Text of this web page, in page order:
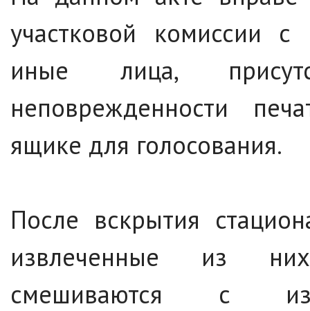
участковой комиссии с
иные лица,
неповрежденности
ящике для голосования.
После вскрытия
извлеченные из
смешиваются с